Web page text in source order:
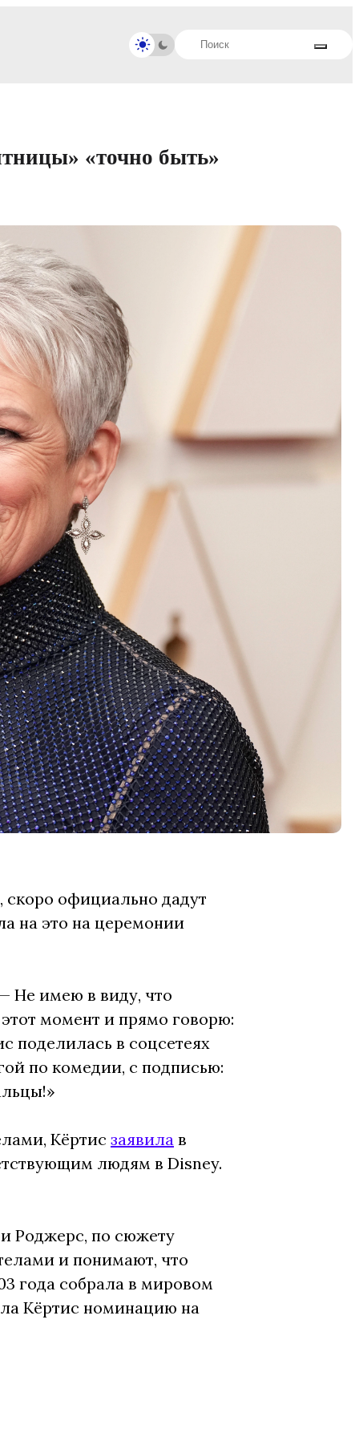
«точно быть»
скоро официально дадут
на это на церемонии
Не имею в виду, что
момент и прямо говорю:
поделилась в соцсетеях
по комедии, с подписью:
Кёртис заявила в
людям в Disney.
Роджерс, по сюжету
и понимают, что
года собрала в мировом
Кёртис номинацию на